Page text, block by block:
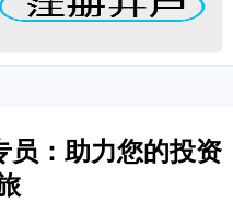
：助力您的投资